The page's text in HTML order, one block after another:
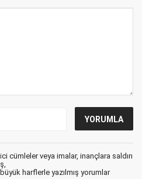
cümleler veya imalar, inançlara saldırı
harflerle yazılmış yorumlar